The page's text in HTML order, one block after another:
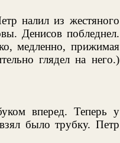
налил из жестяного
Денисов побледнел.
медленно, прижимая
глядел на него.)
вперед. Теперь у
было трубку. Петр